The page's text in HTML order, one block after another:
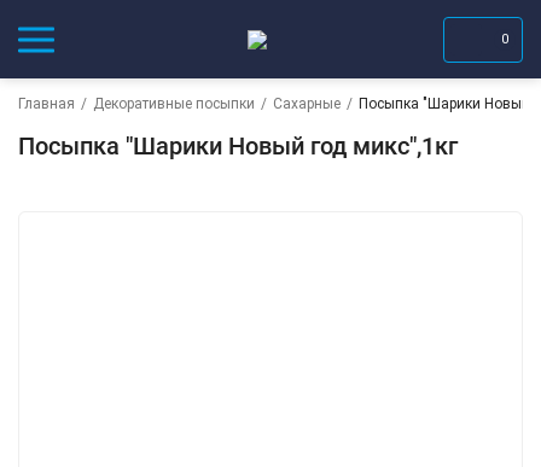
0
Главная / Декоративные посыпки / Сахарные / Посыпка "Шарики Новый
Посыпка "Шарики Новый год микс",1кг